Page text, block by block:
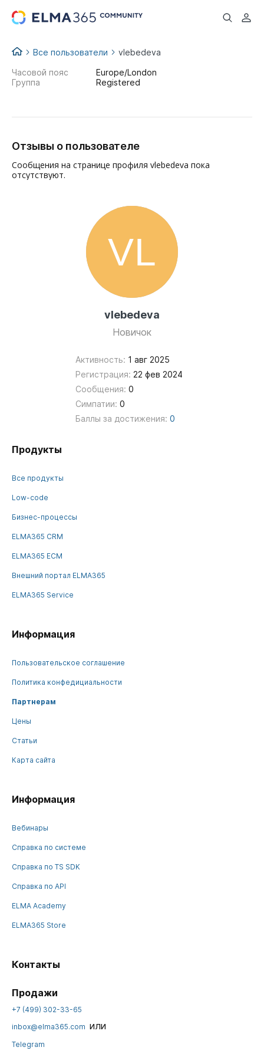
...
Все пользователи vlebedeva
vlebedeva
Новичок
Активность: 1 авг 2025
Регистрация: 22 фев 2024
Сообщения: 0
Симпатии: 0
Баллы за достижения: 0
Часовой пояс
Europe/London
Группа
Registered
Отзывы о пользователе
Сообщения на странице профиля vlebedeva пока
отсутствуют.
Продукты
Все продукты
Low-code
Бизнес-процессы
ELMA365 CRM
ELMA365 ECM
Внешний портал ELMA365
ELMA365 Service
Информация
Пользовательское соглашение
Политика конфедициальности
Партнерам
Цены
Статьи
Карта сайта
Информация
Вебинары
Справка по системе
Справка по TS SDK
Справка по API
ELMA Academy
ELMA365 Store
Контакты
Продажи
+7 (499) 302-33-65
inbox@elma365.com или
Telegram